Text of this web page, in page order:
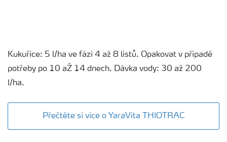
Kukuřice: 5 l/ha ve fázi 4 až 8 listů. Opakovat v případě
potřeby po 10 aŽ 14 dnech. Dávka vody: 30 až 200
l/ha.
Přečtěte si více o YaraVita THIOTRAC